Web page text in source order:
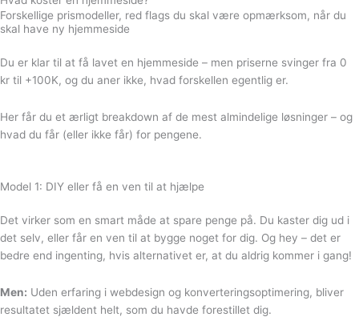
n
Forskellige prismodeller, red flags du skal være opmærksom, når du
skal have ny hjemmeside
Du er klar til at få lavet en hjemmeside – men priserne svinger fra 0
kr til +100K, og du aner ikke, hvad forskellen egentlig er.
Her får du et ærligt breakdown af de mest almindelige løsninger – og
hvad du får (eller ikke får) for pengene.
Model 1: DIY eller få en ven til at hjælpe
Det virker som en smart måde at spare penge på. Du kaster dig ud i
det selv, eller får en ven til at bygge noget for dig. Og hey – det er
bedre end ingenting, hvis alternativet er, at du aldrig kommer i gang!
Men: Uden erfaring i webdesign og konverteringsoptimering, bliver
resultatet sjældent helt, som du havde forestillet dig.